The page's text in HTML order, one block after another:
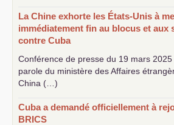
La Chine exhorte les États-Unis à
immédiatement fin au blocus et aux
contre Cuba
Conférence de presse du 19 mars
parole du ministère des Affaires
China (…)
Cuba a demandé officiellement à
BRICS